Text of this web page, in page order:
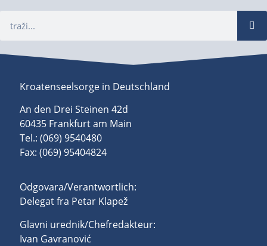
Kroatenseelsorge in Deutschland
An den Drei Steinen 42d
60435 Frankfurt am Main
Tel.: (069) 9540480
Fax: (069) 95404824
Odgovara/Verantwortlich:
Delegat fra Petar Klapež
Glavni urednik/Chefredakteur:
Ivan Gavranović